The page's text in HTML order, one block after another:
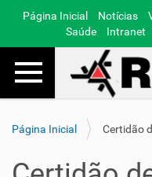
Página Inicial Notícias
Saúde
Intranet
Toggle navigation
Página Inicial
Certidão